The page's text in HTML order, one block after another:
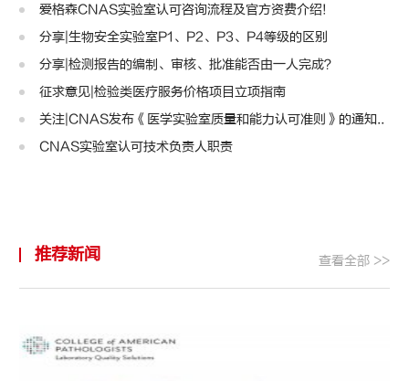
爱格森CNAS实验室认可咨询流程及官方资费介绍!
分享|生物安全实验室P1、P2、P3、P4等级的区别
分享|检测报告的编制、审核、批准能否由一人完成？
征求意见|检验类医疗服务价格项目立项指南
关注|CNAS发布《医学实验室质量和能力认可准则》的通知..
CNAS实验室认可技术负责人职责
推荐新闻 查看全部 >>